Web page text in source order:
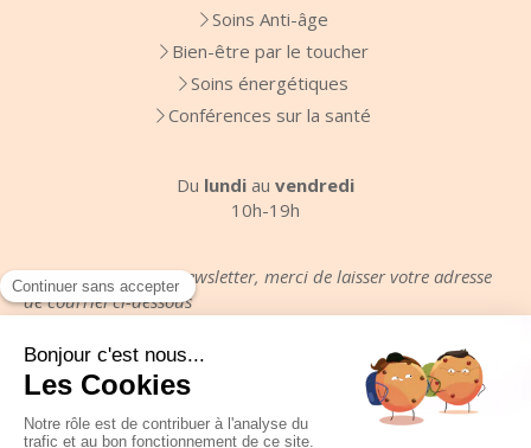
Soins Anti-âge
Bien-être par le toucher
Soins énergétiques
Conférences sur la santé
Du lundi au vendredi
10h-19h
Pour recevoir votre newsletter, merci de laisser votre adresse
de courriel ci-dessous
Votre email
Mentions légales